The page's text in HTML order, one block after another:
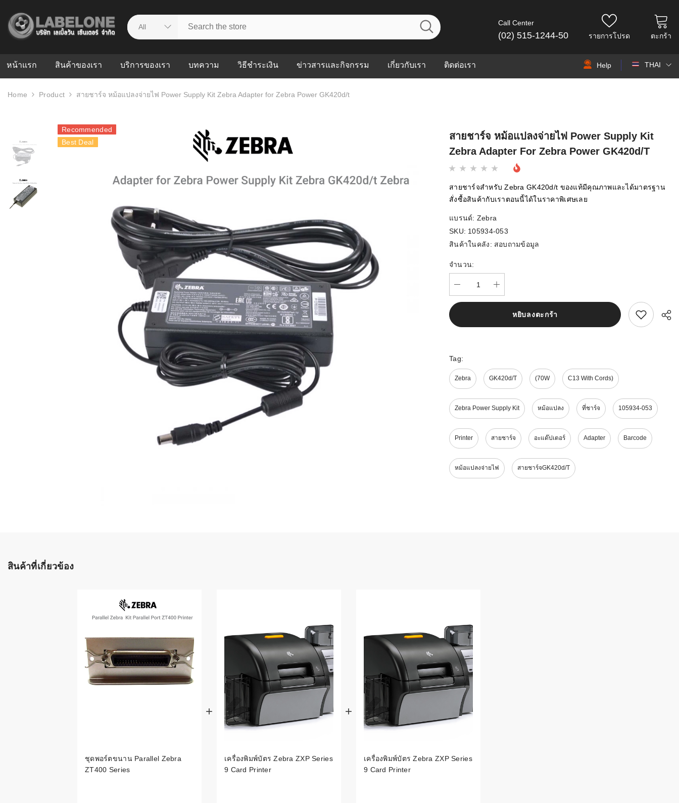
Call Center
(02) 515-1244-50 รายการโปรด ตะกร้า
หน้าแรก สินค้าของเรา บริการของเรา
ศูนย์รวมบริการ
บทความ
WMS คืออะไร? ระบบ
สต็อกแบบ Real-time
ปัญหาคลังสินค้าที่บอกว่า
ระบบ WMS
ต้องใช้ร่วมกัน
ใช้ Excel คุมสต็อก กับใช้
WMS ต่างกันอย่างไร?
แบบไหนเหมาะกับธุรกิจที่
ขั้นตอนการทำงานของ
WMS ตั้งแต่รับสินค้า จัด
เก็บ หยิบ แพ็ก จนถึงจัดส่ง
Mobile Computer ช่วยให้
ระบบ WMS แม่นยำขึ้น
อย่างไร
ค้าส่ง และ E-Commerce:
ลดการหยิบผิด เพิ่ม
ความเร็วในการจัดส่ง
อุตสาหกรรมยานยนต์
ระบบบาร์โค้ดใน
อุตสาหกรรมเสื้อผ้า
อุตสาหกรรมอาหาร
ระบบบาร์โค้ดใน
ระบบบาร์โค้ดในด้านการ
วิธีชำระเงิน ข่าวสารและกิจกรรม เกี่ยวกับเรา ติดต่อเรา Help THAI
Home Product สายชาร์จ หม้อแปลงจ่ายไฟ Power Supply Kit Zebra Adapter for Zebra Power GK420d/t
Recommended
Best Deal
สายชาร์จ หม้อแปลงจ่ายไฟ Power Supply Kit
Zebra Adapter For Zebra Power GK420d/t
สายชาร์จสำหรับ Zebra GK420d/t ของแท้มีคุณภาพและได้มาตรฐาน
สั่งซื้อสินค้ากับเราตอนนี้ได้ในราคาพิเศษเลย
แบรนด์: Zebra
SKU: 105934-053
สินค้าในคลัง: สอบถามข้อมูล
จำนวน:
หยิบลงตะกร้า สนใจสิ้นค้านี้
Tag:
Zebra GK420d/t (70W C13 With Cords)
Zebra Power Supply Kit หม้อแปลง ที่ชาร์จ 105934-053
Printer สายชาร์จ อะแด๊ปเตอร์ Adapter Barcode
หม้อแปลงจ่ายไฟ สายชาร์จGK420d/t
สินค้าที่เกี่ยวข้อง
ชุดพอร์ตขนาน Parallel Zebra
ZT400 Series
เครื่องพิมพ์บัตร Zebra ZXP Series
9 Card Printer
เครื่องพิมพ์บัตร Zebra ZXP Series
9 Card Printer